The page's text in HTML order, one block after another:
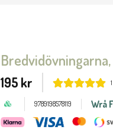
195 kr
9789198578119 Wrå